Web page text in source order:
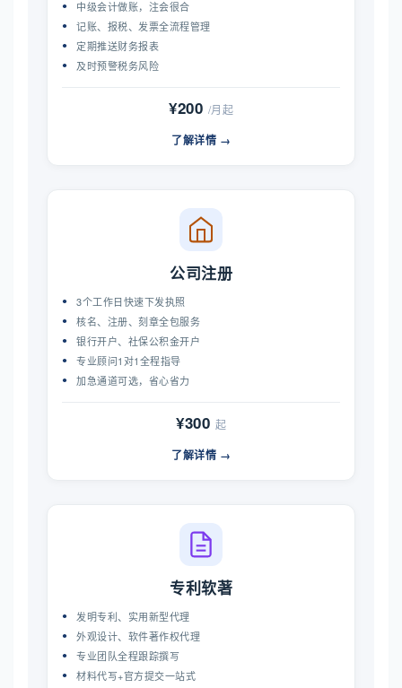
中级会计做账，注会很合
记账、报税、发票全流程管理
定期推送财务报表
及时预警税务风险
¥200 /月起
了解详情 →
公司注册
3个工作日快速下发执照
核名、注册、刻章全包服务
银行开户、社保公积金开户
专业顾问1对1全程指导
加急通道可选，省心省力
¥300 起
了解详情 →
专利软著
发明专利、实用新型代理
外观设计、软件著作权代理
专业团队全程跟踪撰写
材料代写+官方提交一站式